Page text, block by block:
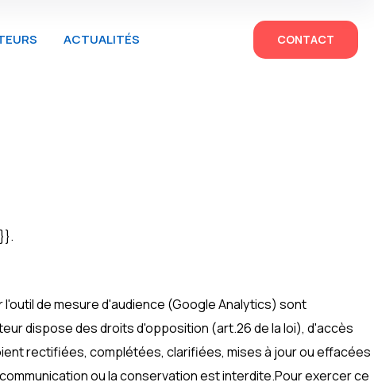
ACTUALITÉS CONTACT
de mesure d'audience (Google Analytics) sont
dispose des droits d'opposition (art.26 de la loi), d'accès
rectifiées, complétées, clarifiées, mises à jour ou effacées
ou la conservation est interdite.Pour exercer ce